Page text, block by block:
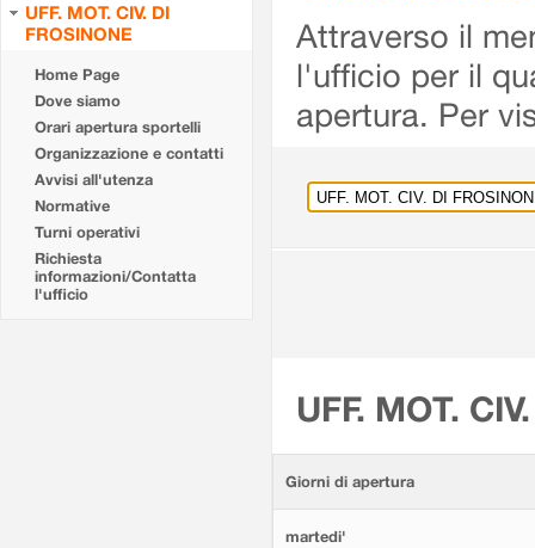
UFF. MOT. CIV. DI
FROSINONE
Home Page
Dove siamo
Orari apertura sportelli
Organizzazione e contatti
Avvisi all'utenza
Normative
Turni operativi
Richiesta
informazioni/Contatta
l'ufficio
Attraverso il
l'ufficio per il
apertura. Per
UFF. MOT.
Giorni di apertura
martedi'